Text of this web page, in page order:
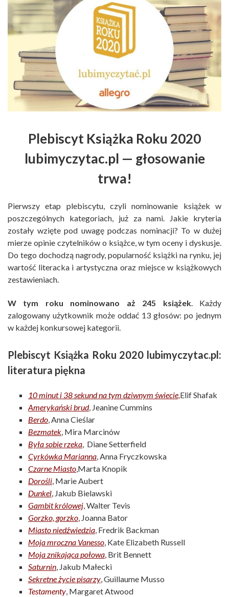
Plebiscyt Książka Roku 2020
lubimyczytac.pl — głosowanie
trwa!
Pierwszy etap plebiscytu, czyli nominowanie książek w
poszczególnych kategoriach, już za nami. Jakie kryteria
zostały wzięte pod uwagę podczas nominacji? To w dużej
mierze opinie czytelników o książce, w tym oceny i dyskusje.
Do tego dochodzą nagrody, popularność książki na rynku, jej
wartość literacka i artystyczna oraz miejsce w książkowych
zestawieniach.
W tym roku nominowano aż 245 książek. Każdy
zalogowany użytkownik może oddać 13 głosów: po jednym
w każdej konkursowej kategorii.
Plebiscyt Książka Roku 2020 lubimyczytac.pl:
literatura piękna
10 minut i 38 sekund na tym dziwnym świecie,Elif Shafak
Amerykański brud, Jeanine Cummins
Berdo, Anna Cieślar
Bezmatek, Mira Marcinów
Była sobie rzeka, Diane Setterfield
Cyrkówka Marianna, Anna Fryczkowska
Czarne Miasto,Marta Knopik
Dorośli, Marie Aubert
Dunkel, Jakub Bielawski
Gambit królowej, Walter Tevis
Gorzko, gorzko, Joanna Bator
Miasto niedźwiedzia, Fredrik Backman
Moja mroczna Vanesso, Kate Elizabeth Russell
Moja znikająca połowa, Brit Bennett
Saturnin, Jakub Małecki
Sekretne życie pisarzy, Guillaume Musso
Testamenty, Margaret Atwood